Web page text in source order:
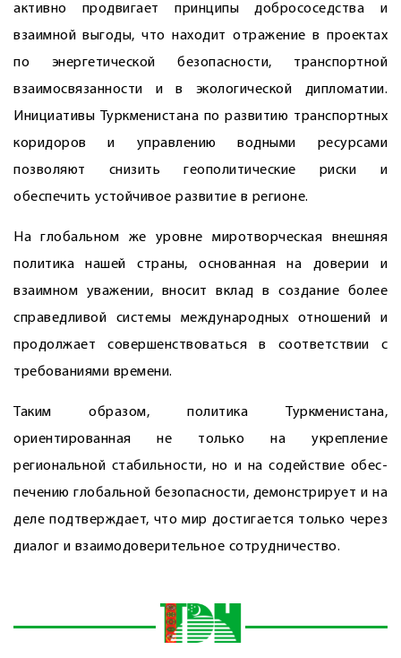
активно продвигает принципы добрососедства и
взаимной выгоды, что находит отражение в проектах
по энергетической безопасности, транспортной
взаимосвязанности и в экологической дипломатии.
Инициативы Туркменистана по развитию транспортных
коридоров и управлению водными ресурсами
позволяют снизить геополитические риски и
обеспечить устойчивое развитие в регионе.
На глобальном же уровне миротворческая внешняя
политика нашей страны, основанная на доверии и
взаимном уважении, вносит вклад в создание более
справедливой системы международных отношений и
продолжает совершенствоваться в соответствии с
требованиями времени.
Таким образом, политика Туркменистана,
ориентированная не только на укрепление
региональной стабильности, но и на содействие обес­
печению глобальной безопасности, демонстрирует и на
деле подтверждает, что мир достигается только через
диалог и взаимодоверительное сотрудничество.